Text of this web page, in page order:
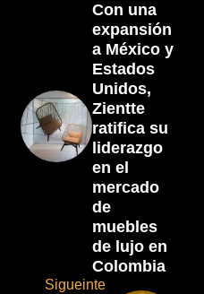
Con una
expansión
a México y
Estados
Unidos,
Zientte
ratifica su
liderazgo
en el
mercado
de
muebles
de lujo en
Colombia
Sigueinte